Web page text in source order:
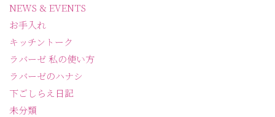
NEWS & EVENTS
お手入れ
キッチントーク
ラバーゼ 私の使い方
ラバーゼのハナシ
下ごしらえ日記
未分類